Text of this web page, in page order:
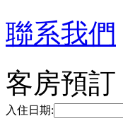
聯系我們
客房預訂
入住日期: